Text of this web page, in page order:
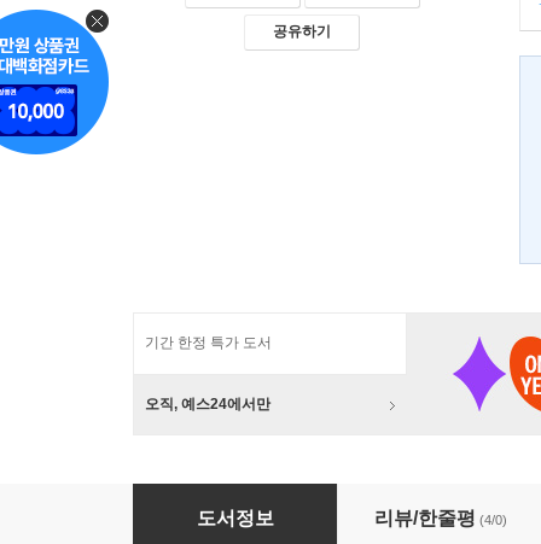
공유하기
기간 한정 특가 도서
오직, 예스24에서만
생태페다고지
도서정보 리뷰/한줄평 (4/0)